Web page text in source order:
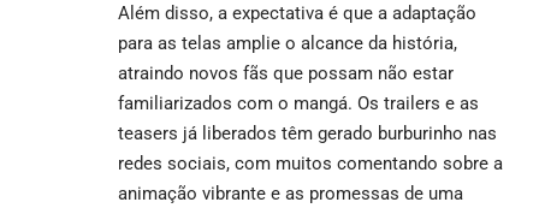
Além disso, a expectativa é que a adaptação
para as telas amplie o alcance da história,
atraindo novos fãs que possam não estar
familiarizados com o mangá. Os trailers e as
teasers já liberados têm gerado burburinho nas
redes sociais, com muitos comentando sobre a
animação vibrante e as promessas de uma